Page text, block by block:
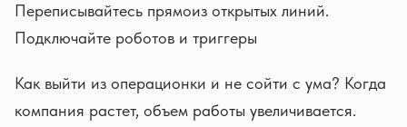
Переписывайтесь прямоиз открытых линий.
Подключайте роботов и триггеры
Как выйти из операционки и не сойти с ума? Когда
компания растет, объем работы увеличивается.